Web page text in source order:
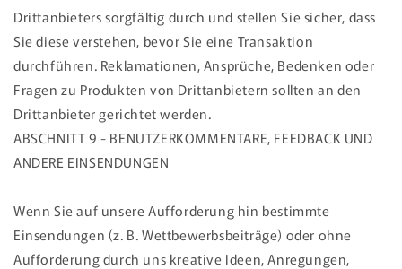
Drittanbieters sorgfältig durch und stellen Sie sicher, dass
Sie diese verstehen, bevor Sie eine Transaktion
durchführen. Reklamationen, Ansprüche, Bedenken oder
Fragen zu Produkten von Drittanbietern sollten an den
Drittanbieter gerichtet werden.
ABSCHNITT 9 - BENUTZERKOMMENTARE, FEEDBACK UND
ANDERE EINSENDUNGEN
Wenn Sie auf unsere Aufforderung hin bestimmte
Einsendungen (z. B. Wettbewerbsbeiträge) oder ohne
Aufforderung durch uns kreative Ideen, Anregungen,